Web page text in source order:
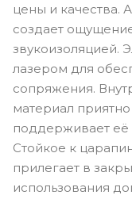
цены и качества.
создает
звукоизоляцией.
лазером для
сопряжения.
материал
поддерживает
Стойкое к
прилегает в
использования